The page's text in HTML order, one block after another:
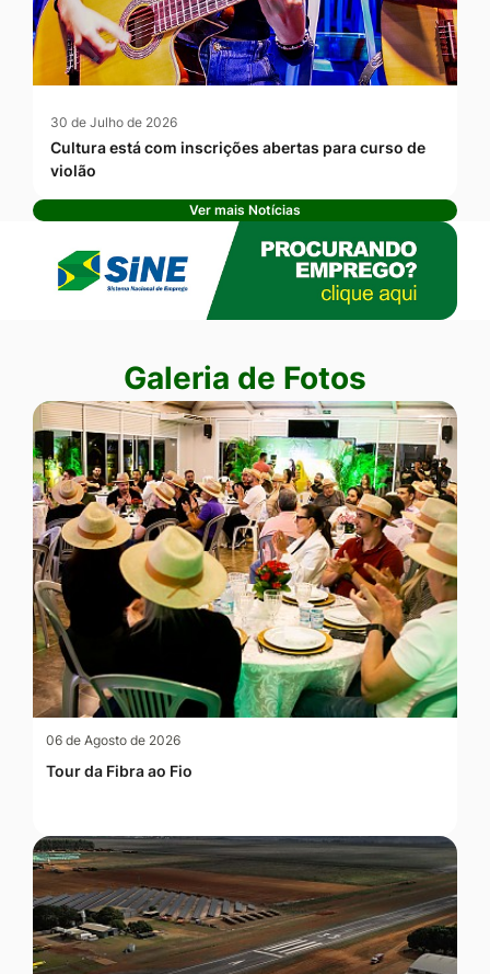
30 de Julho de 2026
Cultura está com inscrições abertas para curso de
violão
Ver mais Notícias
Seção Galeria de Fotos
Galeria de Fotos
06 de Agosto de 2026
Tour da Fibra ao Fio